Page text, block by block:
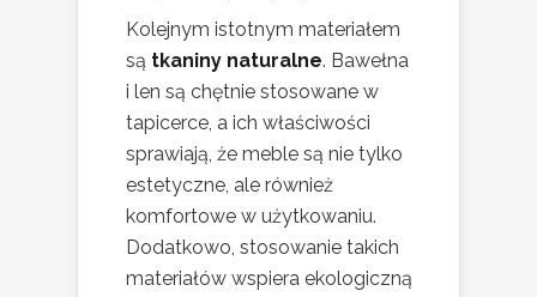
Kolejnym istotnym materiałem
są tkaniny naturalne. Bawełna
i len są chętnie stosowane w
tapicerce, a ich właściwości
sprawiają, że meble są nie tylko
estetyczne, ale również
komfortowe w użytkowaniu.
Dodatkowo, stosowanie takich
materiałów wspiera ekologiczną